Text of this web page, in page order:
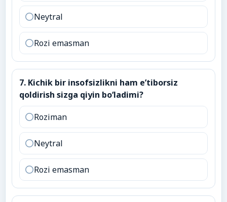
Neytral
Rozi emasman
7. Kichik bir insofsizlikni ham e’tiborsiz qoldirish
7. Kichik bir insofsizlikni ham e’tiborsiz
qoldirish sizga qiyin bo‘ladimi?
Roziman
Neytral
Rozi emasman